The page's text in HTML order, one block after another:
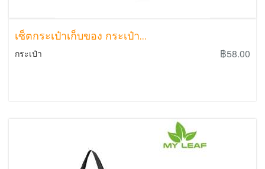
เซ็ตกระเป๋าเก็บของ กระเป๋า...
กระเป๋า ฿58.00